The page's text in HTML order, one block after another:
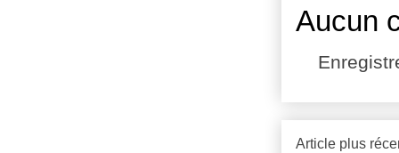
Aucun
Article plus